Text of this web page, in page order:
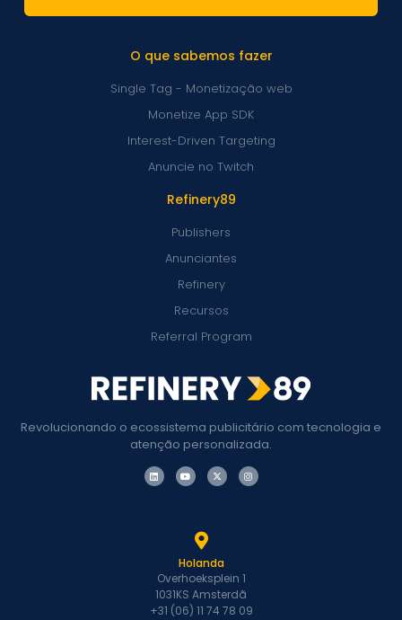
Revolucionando o ecossistema publicitário com tecnologia e
atenção personalizada.
Refinery89
Publishers
Anunciantes
Refinery
Recursos
Referral Program
O que sabemos fazer
Single Tag - Monetização web
Monetize App SDK
Interest-Driven Targeting
Anuncie no Twitch
Holanda
Overhoeksplein 1
1031KS Amsterdã
+31 (06) 11 74 78 09